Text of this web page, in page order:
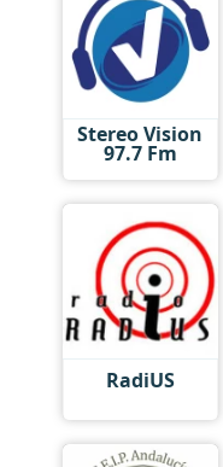
Stereo Vision
97.7 Fm
RadiUS